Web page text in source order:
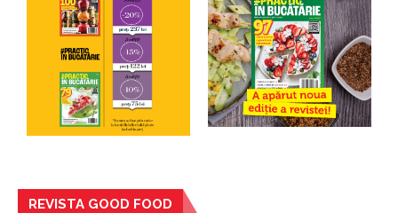
REVISTA GOOD FOOD